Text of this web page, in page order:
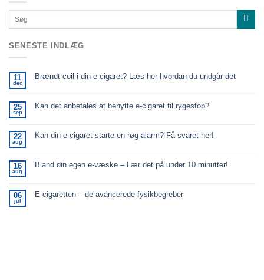
SENESTE INDLÆG
11
dec
Brændt coil i din e-cigaret? Læs her hvordan du undgår det
25
sep
Kan det anbefales at benytte e-cigaret til rygestop?
22
aug
Kan din e-cigaret starte en røg-alarm? Få svaret her!
16
aug
Bland din egen e-væske – Lær det på under 10 minutter!
06
jul
E-cigaretten – de avancerede fysikbegreber